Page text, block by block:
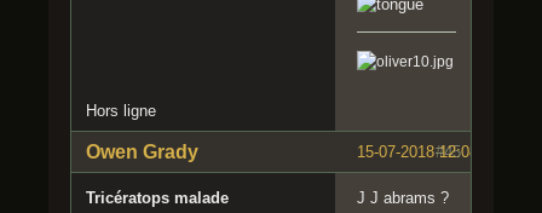
Hors ligne
#45
15-07-2018 12:08:19
Owen Grady
Tricératops malade
J J abrams ?